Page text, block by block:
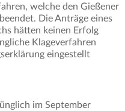
welche den Gießener
Die Anträge eines
hätten keinen Erfolg
Klageverfahren
eingestellt
im September